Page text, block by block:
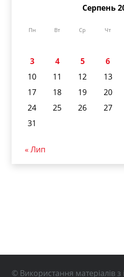
Серпень
Пн Вт Ср Чт
3
4 5 6
10
11 12 13
17
18 19 20
24
25 26 27
31
« Лип
© Використання матеріалів з